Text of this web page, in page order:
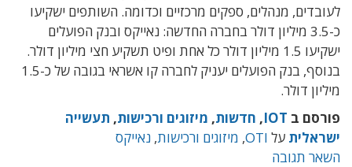
לעובדים, מנהלים, ספקים מרכזיים וכדומה. השותפים ישקיעו
כ-3.5 מיליון דולר בחברה החדשה: נאייקס ובנק הפועלים
ישקיעו 1.5 מיליון דולר כל אחת ופיט תשקיע חצי מיליון דולר.
בנוסף, בנק הפועלים יעניק לחברה קו אשראי בגובה של כ-1.5
מיליון דולר.
פורסם ב IOT
, חדשות, מיזוגים ורכישות, תעשייה
ישראלית על OTI
, מיזוגים ורכישות, נאייקס
השאר תגובה